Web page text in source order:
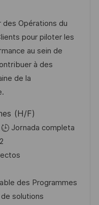
des Opérations du
pour piloter les
au sein de
à des
de la
(H/F)
Jornada completa
des Programmes
solutions